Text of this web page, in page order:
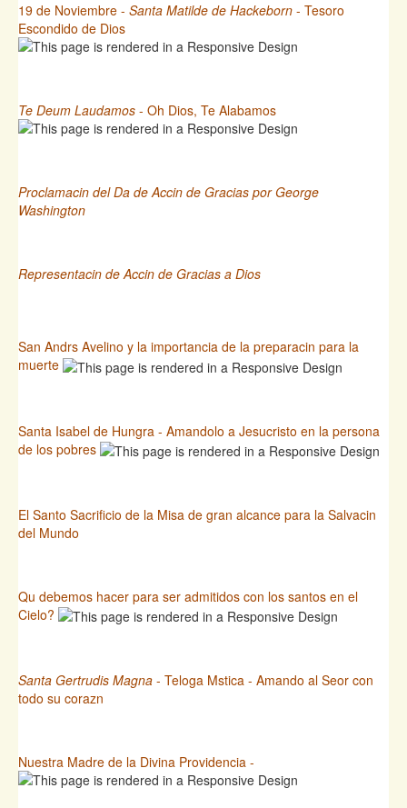
19 de Noviembre - Santa Matilde de Hackeborn - Tesoro
Escondido de Dios
Te Deum Laudamos - Oh Dios, Te Alabamos
Proclamacin del Da de Accin de Gracias por George
Washington
Representacin de Accin de Gracias a Dios
San Andrs Avelino y la importancia de la preparacin para la
muerte
Santa Isabel de Hungra - Amandolo a Jesucristo en la persona
de los pobres
El Santo Sacrificio de la Misa de gran alcance para la Salvacin
del Mundo
Qu debemos hacer para ser admitidos con los santos en el
Cielo?
Santa Gertrudis Magna - Teloga Mstica - Amando al Seor con
todo su corazn
Nuestra Madre de la Divina Providencia -